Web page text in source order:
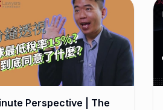
Perspective | The